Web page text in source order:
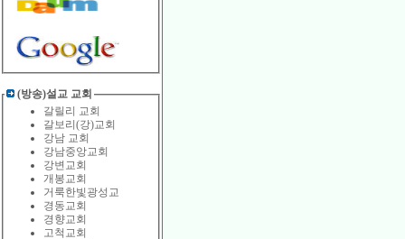
(방송)설교 교회
갈릴리 교회
갈보리(강)교회
강남 교회
강남중앙교회
강변교회
개봉교회
거룩한빛광성교
경동교회
경향교회
고척교회